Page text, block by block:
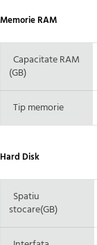
Memorie RAM
Capacitate RAM
(GB)
Tip memorie
Hard Disk
Spatiu
stocare(GB)